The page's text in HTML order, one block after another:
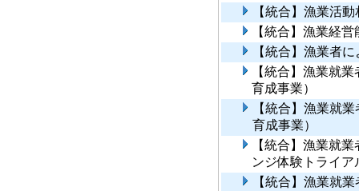
【統合】漁業活
【統合】漁業経
【統合】漁業者
【統合】漁業就
育成事業）
【統合】漁業就
育成事業）
【統合】漁業就
ンジ体験トライア
【統合】漁業就